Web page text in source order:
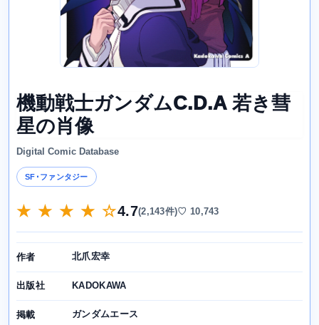
機動戦士ガンダムC.D.A 若き彗
星の肖像
Digital Comic Database
SF･ファンタジー
★ ★ ★ ★ ☆4.7(2,143件)♡ 10,743
作者 北爪宏幸
出版社 KADOKAWA
掲載 ガンダムエース